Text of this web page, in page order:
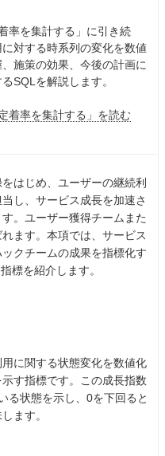
率を集計する」に引き続
対する時系列の変化を数値
施策の効果、今後の計画に
SQLを解説します。
着率を集計する」を読む
はじめ、ユーザーの継続利
し、サービス成長を加速さ
。ユーザー獲得チームまた
ます。本項では、サービス
クチームの成果を指標化す
標を紹介します。
に関する状態変化を数値化
す指標です。この成長指数
る状態を示し、0を下回ると
ます。